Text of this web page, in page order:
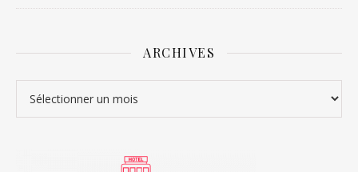
ARCHIVES